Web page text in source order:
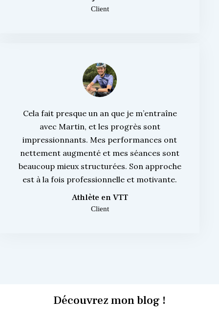
Client
Cela fait presque un an que je m’entraîne
avec Martin, et les progrès sont
impressionnants. Mes performances ont
nettement augmenté et mes séances sont
beaucoup mieux structurées. Son approche
est à la fois professionnelle et motivante.
Athlète en VTT
Client
Découvrez mon blog !